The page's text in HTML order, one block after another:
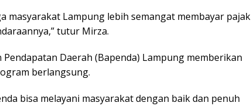
masyarakat Lampung lebih semangat membayar pajak
tutur Mirza.
Daerah (Bapenda) Lampung memberikan
berlangsung.
bisa melayani masyarakat dengan baik dan penuh